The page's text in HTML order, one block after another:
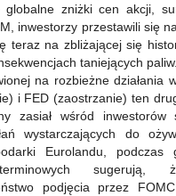
globalne zniżki cen akcji,
inwestorzy przestawili się
teraz na zbliżającej się
taniejących
na rozbieżne działania
i FED (zaostrzanie) ten
zasiał wśród
wystarczających do
Eurolandu, podczas
podjęcia przez